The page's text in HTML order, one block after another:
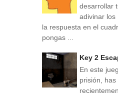
desarrollar
adivinar los
la respuesta en el
pongas ...
Key 2
En este
prisión,